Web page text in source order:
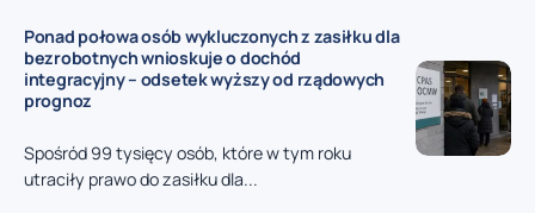
Ponad połowa osób wykluczonych z zasiłku dla
bezrobotnych wnioskuje o dochód
integracyjny – odsetek wyższy od rządowych
prognoz
Spośród 99 tysięcy osób, które w tym roku
utraciły prawo do zasiłku dla...